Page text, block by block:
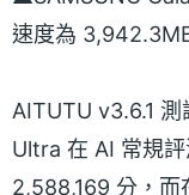
速度為
AITUTU v3.6.1
Ultra 在 AI 常規
2,588,169 分，而